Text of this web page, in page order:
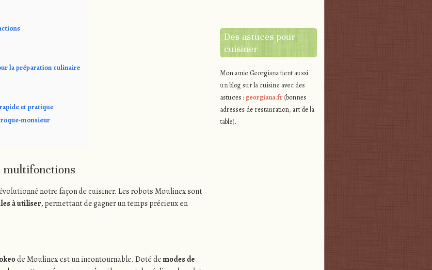
la préparation culinaire
et pratique
monsieur
multifonctions
notre façon de cuisiner. Les robots Moulinex sont
à utiliser, permettant de gagner un temps précieux en
de Moulinex est un incontournable. Doté demodes de
Des astuces pour
cuisiner
Mon amie Georgiana tient aussi
un blog sur la cuisine avec des
astuces : georgiana.fr(bonnes
adresses de restauration, art de la
table).